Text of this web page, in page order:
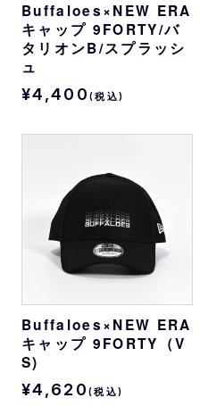
Buffaloes×NEW ERA
キャップ 9FORTY/バ
タリオンB/スプラッシ
ュ
¥4,400 (税込)
Buffaloes×NEW ERA
キャップ 9FORTY（V
S)
¥4,620 (税込)